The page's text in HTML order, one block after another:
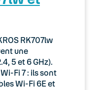
RK707lw
une
5 et 6 GHz).
Fi 7 : ils sont
Wi-Fi 6E et